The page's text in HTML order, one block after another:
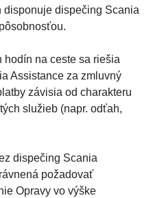
disponuje dispečing Scania
hodín na ceste sa riešia
Assistance za zmluvný
závisia od charakteru
služieb (napr. odťah,
dispečing Scania
požadovať
Opravy vo výške